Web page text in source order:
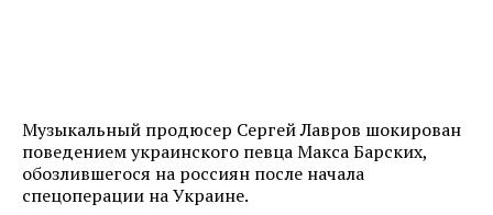
Музыкальный продюсер Сергей Лавров шокирован
поведением украинского певца Макса Барских,
обозлившегося на россиян после начала
спецоперации на Украине.